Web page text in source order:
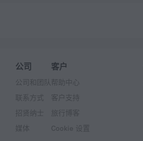
公司
公司和团队
联系方式
招贤纳士
媒体
客户
帮助中心
客户支持
旅行博客
Cookie 设置